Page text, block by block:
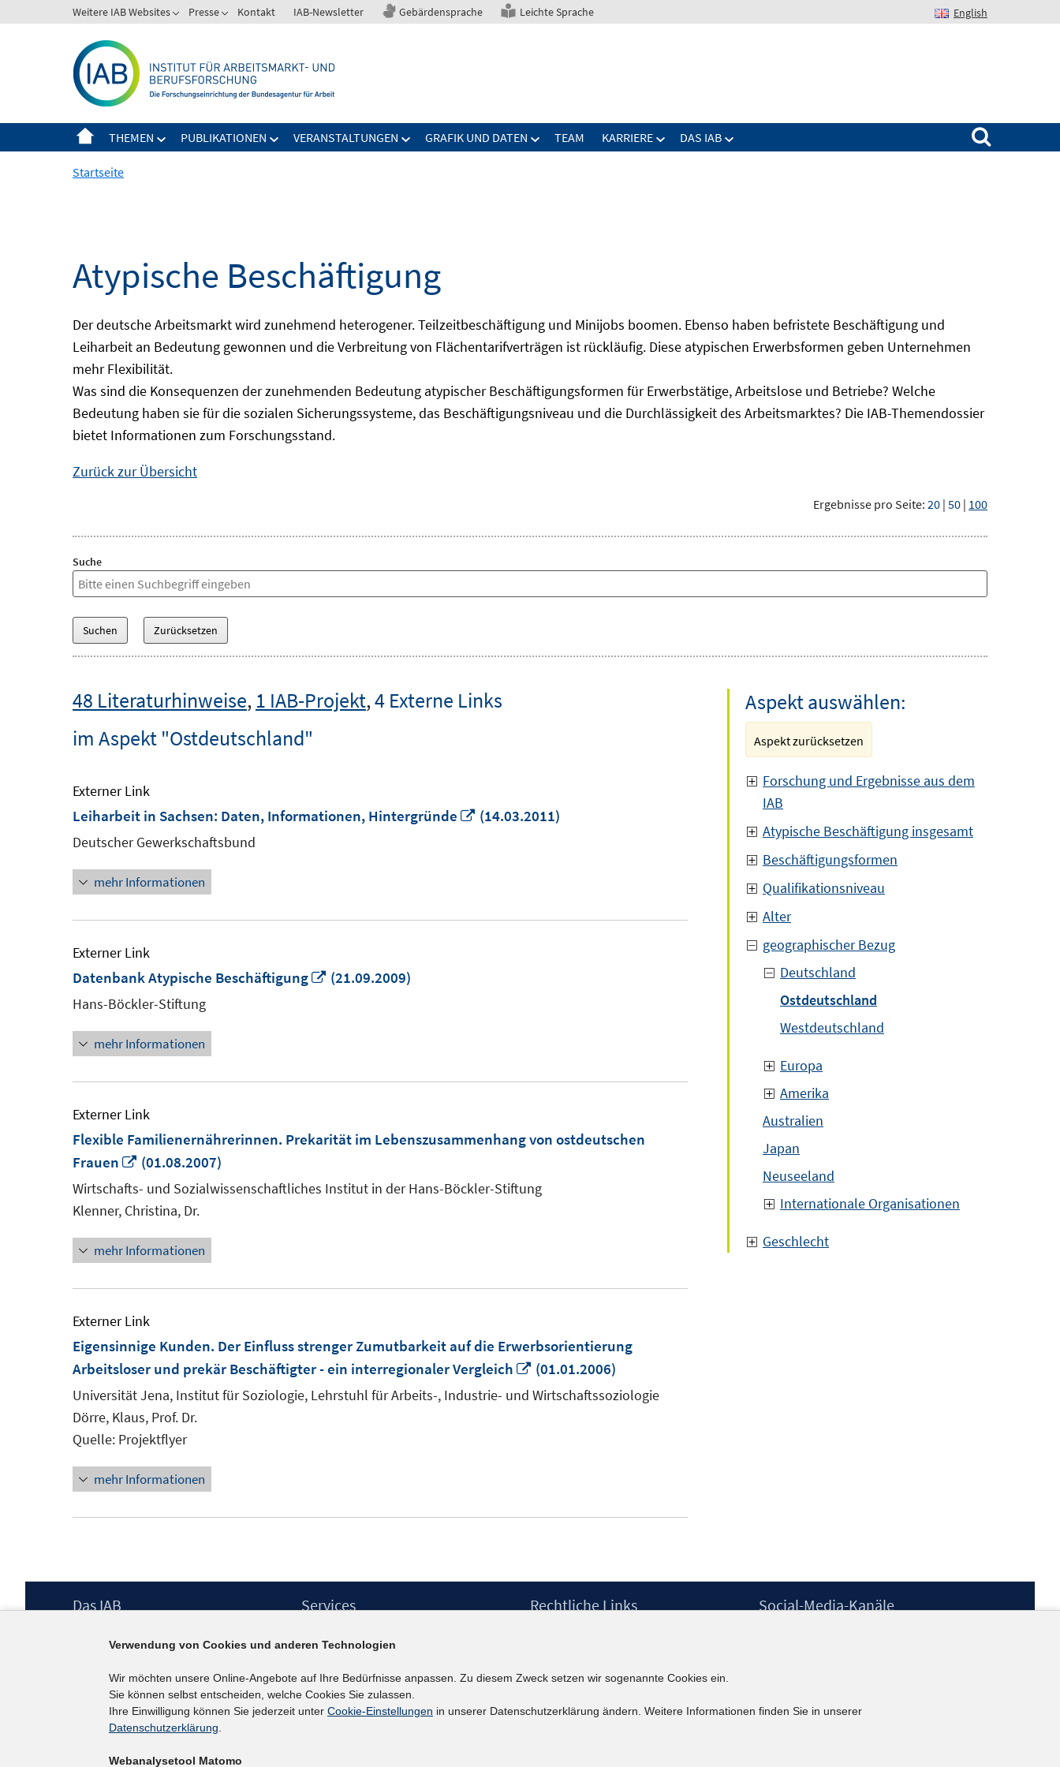
zum
Weitere IAB Websites Presse Kontakt IAB-Newsletter Gebärdensprache Leichte Sprache English
THEMEN PUBLIKATIONEN VERANSTALTUNGEN GRAFIK UND DATEN TEAM KARRIERE DAS IAB
Suchen nach:
Startseite
Atypische Beschäftigung
Der deutsche Arbeitsmarkt wird zunehmend heterogener. Teilzeitbeschäftigung und Minijobs boomen. Ebenso haben befristete Beschäftigung und
Leiharbeit an Bedeutung gewonnen und die Verbreitung von Flächentarifverträgen ist rückläufig. Diese atypischen Erwerbsformen geben Unternehmen
mehr Flexibilität.
Was sind die Konsequenzen der zunehmenden Bedeutung atypischer Beschäftigungsformen für Erwerbstätige, Arbeitslose und Betriebe? Welche
Bedeutung haben sie für die sozialen Sicherungssysteme, das Beschäftigungsniveau und die Durchlässigkeit des Arbeitsmarktes? Die IAB-Themendossier
bietet Informationen zum Forschungsstand.
Zurück zur Übersicht
Ergebnisse pro Seite: 20 | 50 | 100
Suche
48 Literaturhinweise, 1 IAB-Projekt,4 Externe Links
im Aspekt "Ostdeutschland"
Externer Link
Leiharbeit in Sachsen: Daten, Informationen, Hintergründe
In
(14.03.2011)
Deutscher Gewerkschaftsbund
mehr Informationen
Externer Link
Datenbank Atypische Beschäftigung
In
(21.09.2009)
Hans-Böckler-Stiftung
mehr Informationen
Externer Link
Flexible Familienernährerinnen. Prekarität im Lebenszusammenhang von ostdeutschen
Frauen
In
neuem
Fenster
(01.08.2007)
Wirtschafts- und Sozialwissenschaftliches Institut in der Hans-Böckler-Stiftung
Klenner, Christina, Dr.
mehr Informationen
Externer Link
Eigensinnige Kunden. Der Einfluss strenger Zumutbarkeit auf die Erwerbsorientierung
Arbeitsloser und prekär Beschäftigter - ein interregionaler Vergleich
In
neuem
(01.01.2006)
Universität Jena, Institut für Soziologie, Lehrstuhl für Arbeits-, Industrie- und Wirtschaftssoziologie
Dörre, Klaus, Prof. Dr.
Quelle: Projektflyer
mehr Informationen
Aspekt auswählen:
Aspekt zurücksetzen
Forschung und Ergebnisse aus dem
IAB
Atypische Beschäftigung insgesamt
Beschäftigungsformen
Qualifikationsniveau
Alter
geographischer Bezug
Deutschland
Ostdeutschland
Westdeutschland
Europa
Amerika
Australien
Japan
Neuseeland
Internationale Organisationen
Geschlecht
Footer
Das IAB
Berufsforschung (IAB) – unser Leitbild
Institutsleitung
Graduiertenprogramm
Befragungen
Projekte
Services
IAB-Newsletter
Kontakt
Rechtliche Links
Erklärung zur Barrierefreiheit
Social-Media-Kanäle
kununu
Verwendung von Cookies und anderen Technologien
Wir möchten unsere Online-Angebote auf Ihre Bedürfnisse anpassen. Zu diesem Zweck setzen wir sogenannte Cookies ein.
Sie können selbst entscheiden, welche Cookies Sie zulassen.
Ihre Einwilligung können Sie jederzeit unter Cookie-Einstellungen in unserer Datenschutzerklärung ändern. Weitere Informationen finden Sie in unserer
Datenschutzerklärung.
Webanalysetool Matomo